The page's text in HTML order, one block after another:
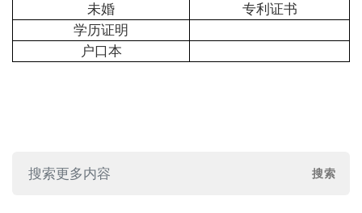
未婚
专利证书
学历证明
户口本